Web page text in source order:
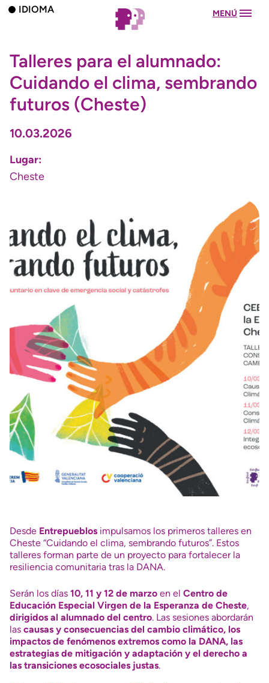
IDIOMA MENÚ
Talleres para el alumnado:
Cuidando el clima, sembrando
futuros (Cheste)
10.03.2026
Lugar:
Cheste
Desde Entrepueblos impulsamos los primeros talleres en
Cheste “Cuidando el clima, sembrando futuros”. Estos
talleres forman parte de un proyecto para fortalecer la
resiliencia comunitaria tras la DANA.
Serán los días 10, 11 y 12 de marzo en el Centro de
Educación Especial Virgen de la Esperanza de Cheste,
dirigidos al alumnado del centro. Las sesiones abordarán
las causas y consecuencias del cambio climático, los
impactos de fenómenos extremos como la DANA, las
estrategias de mitigación y adaptación y el derecho a
las transiciones ecosociales justas.